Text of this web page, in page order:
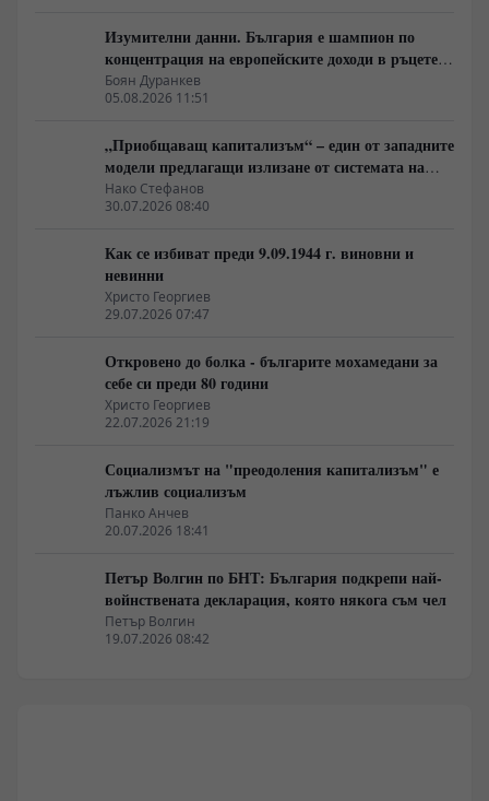
Изумителни данни. България е шампион по
концентрация на европейските доходи в ръцете
на най-богатия 1%, надминава и САЩ
Боян Дуранкев
05.08.2026 11:51
„Приобщаващ капитализъм“ – един от западните
модели предлагащи излизане от системата на
неолиберализма
Нако Стефанов
30.07.2026 08:40
Как се избиват преди 9.09.1944 г. виновни и
невинни
Христо Георгиев
29.07.2026 07:47
Откровено до болка - българите мохамедани за
себе си преди 80 години
Христо Георгиев
22.07.2026 21:19
Социализмът на "преодоления капитализъм" е
лъжлив социализъм
Панко Анчев
20.07.2026 18:41
Петър Волгин по БНТ: България подкрепи най-
войнствената декларация, която някога съм чел
Петър Волгин
19.07.2026 08:42